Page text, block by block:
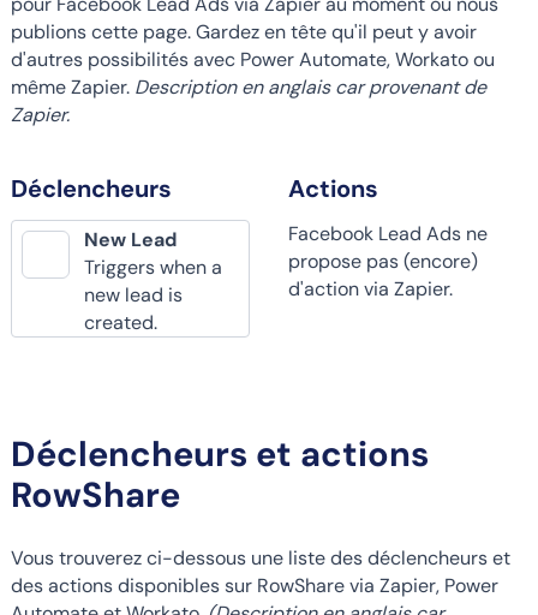
publions cette page. Gardez en tête qu'il peut y avoir
d'autres possibilités avec Power Automate, Workato ou
même Zapier. Description en anglais car provenant de
Zapier.
Déclencheurs
New Lead
Triggers when a
new lead is
created.
Actions
Facebook Lead Ads ne
propose pas (encore)
d'action via Zapier.
Déclencheurs et actions
RowShare
Vous trouverez ci-dessous une liste des déclencheurs et
des actions disponibles sur RowShare via Zapier, Power